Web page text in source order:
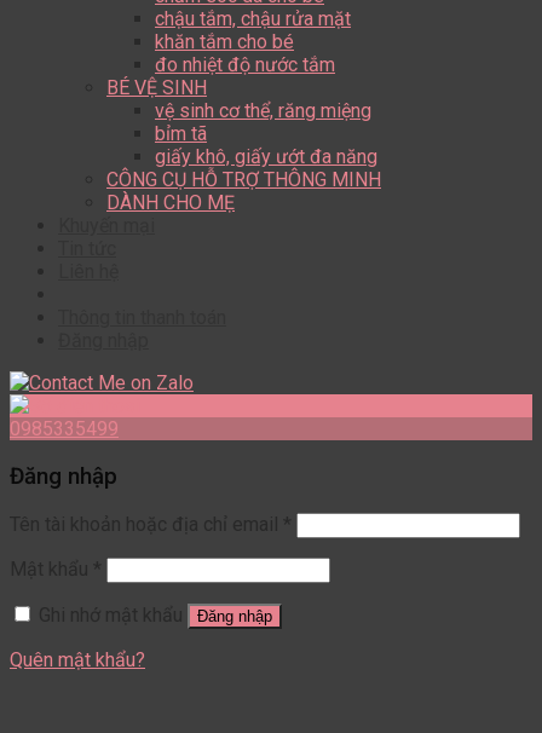
chậu tắm, chậu rửa mặt
khăn tắm cho bé
đo nhiệt độ nước tắm
BÉ VỆ SINH
vệ sinh cơ thể, răng miệng
bỉm tã
giấy khô, giấy ướt đa năng
CÔNG CỤ HỖ TRỢ THÔNG MINH
DÀNH CHO MẸ
0985335499
Đăng nhập
Tên tài khoản hoặc địa chỉ email
Mật khẩu
Ghi nhớ mật khẩu
Đăng nhập
Quên mật khẩu?